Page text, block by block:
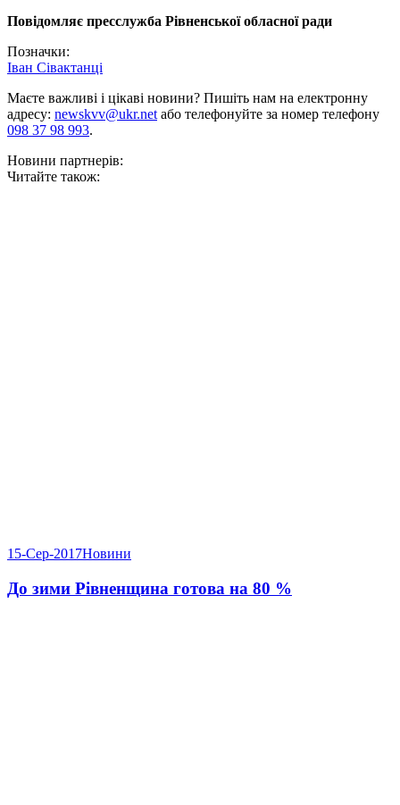
Повідомляє пресслужба Рівненської обласної ради
Позначки:
Іван Сівактанці
Маєте важливі і цікаві новини? Пишіть нам на електронну
адресу: newskvv@ukr.netабо телефонуйте за номер телефону
098 37 98 993.
Новини партнерів:
Читайте також:
15-Сер-2017Новини
До зими Рівненщина готова на 80 %